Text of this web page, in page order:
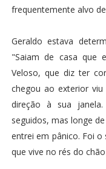
frequentemente alvo
Geraldo estava
"Saiam de casa que
Veloso, que diz ter
chegou ao exterior
direção à sua
seguidos, mas longe
entrei em pânico. Foi
que vive no rés do